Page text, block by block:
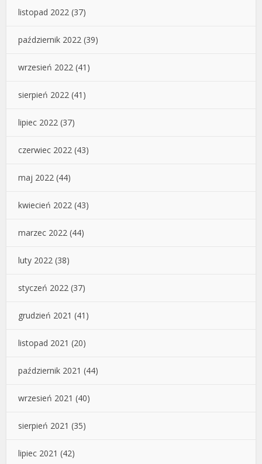
listopad 2022 (37)
październik 2022 (39)
wrzesień 2022 (41)
sierpień 2022 (41)
lipiec 2022 (37)
czerwiec 2022 (43)
maj 2022 (44)
kwiecień 2022 (43)
marzec 2022 (44)
luty 2022 (38)
styczeń 2022 (37)
grudzień 2021 (41)
listopad 2021 (20)
październik 2021 (44)
wrzesień 2021 (40)
sierpień 2021 (35)
lipiec 2021 (42)